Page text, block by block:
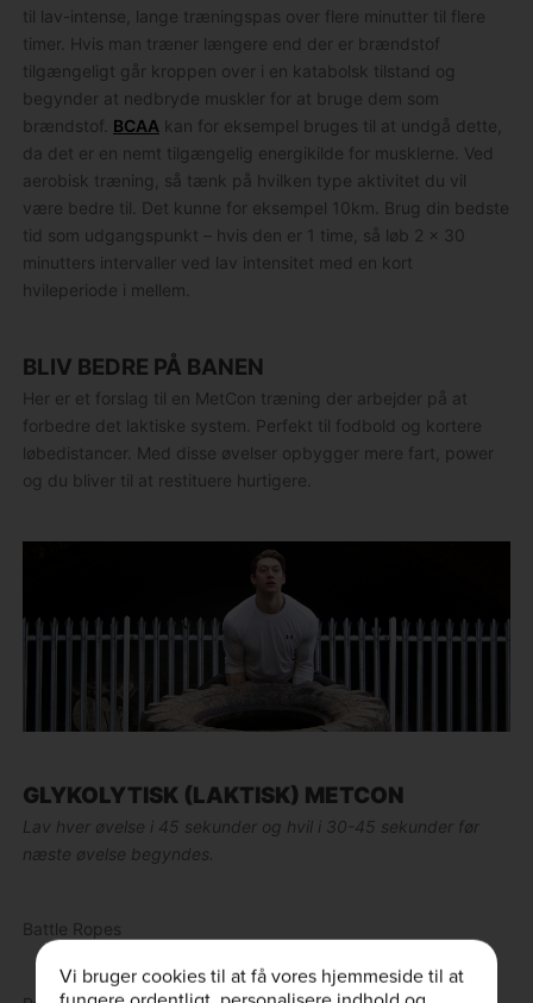
til lav-intense, lange træningspas over flere minutter til flere
timer. Hvis man træner længere end der er brændstof
tilgængeligt går kroppen over i en katabolsk tilstand og
begynder at nedbryde muskler for at bruge dem som
brændstof. BCAA kan for eksempel bruges til at undgå dette,
da det er en nemt tilgængelig energikilde for musklerne. Ved
aerobisk træning, så tænk på hvilken type aktivitet du vil
være bedre til. Det kunne for eksempel 10km. Brug din bedste
tid som udgangspunkt – hvis den er 1 time, så løb 2 x 30
minutters intervaller ved lav intensitet med en kort
hvileperiode i mellem.
BLIV BEDRE PÅ BANEN
Her er et forslag til en MetCon træning der arbejder på at
forbedre det laktiske system. Perfekt til fodbold og kortere
løbedistancer. Med disse øvelser opbygger mere fart, power
og du bliver til at restituere hurtigere.
GLYKOLYTISK (LAKTISK) METCON
Lav hver øvelse i 45 sekunder og hvil i 30-45 sekunder før
næste øvelse begyndes.
Battle Ropes
Vi bruger cookies til at få vores hjemmeside til at